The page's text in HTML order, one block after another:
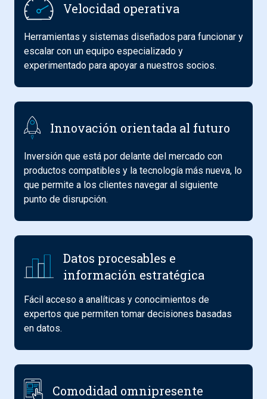
Velocidad operativa
Herramientas y sistemas diseñados para funcionar y
escalar con un equipo especializado y
experimentado para apoyar a nuestros socios.
Innovación orientada al futuro
Inversión que está por delante del mercado con
productos compatibles y la tecnología más nueva, lo
que permite a los clientes navegar al siguiente
punto de disrupción.
Datos procesables e
información estratégica
Fácil acceso a analíticas y conocimientos de
expertos que permiten tomar decisiones basadas
en datos.
Comodidad omnipresente